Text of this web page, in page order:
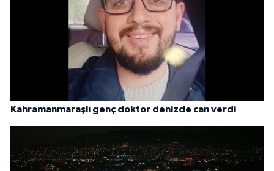
Kahramanmaraşlı genç doktor denizde can verdi